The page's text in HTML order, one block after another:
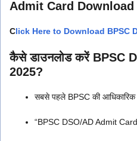
Admit Card
Click Here to Download BPSC
कैसे डाउनलोड करें BPSC
2025?
सबसे पहले BPSC की आधिकारिक
“BPSC DSO/AD Admit